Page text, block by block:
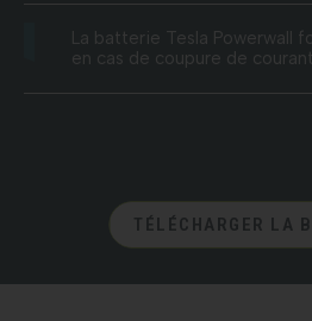
La batterie Tesla Powerwall
en cas de coupure de
TÉLÉCHARGER LA